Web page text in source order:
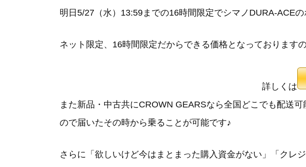
明日5/27（水）13:59までの16時間限定でシマノDURA-ACE
ネット限定、16時間限定だからできる価格となっております
詳しくは
また新品・中古共にCROWN GEARSなら全国どこでも配送
ので届いたその時から乗ることが可能です♪
さらに「 欲しいけど今はまとまった購入資金がない 」「 クレ